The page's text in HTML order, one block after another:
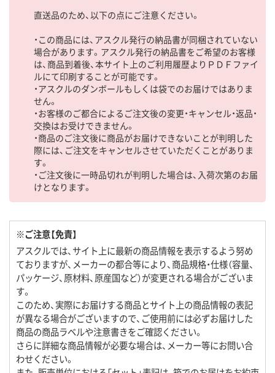
直送品のため、以下の点にご注意ください。
・この商品には、アスクル発行の納品書が同梱されていない
場合があります。アスクル発行の納品書をご希望のお客様
は、商品到着後、本サイト上のご利用履歴よりＰＤＦファイ
ルにて印刷することが可能です。
・アスクルのダンボールもしくは袋でのお届けではありま
せん。
・お客様のご都合によるご注文後の変更・キャンセル・返品・
交換はお受けできません。
・商品のご注文後に商品がお届けできないことが判明した
際には、ご注文をキャンセルさせていただくことがありま
す。
・ご注文後に一時品切れが判明した場合は、入荷次第のお届
けとなります。
※ご注意【免責】
アスクルでは、サイト上に最新の商品情報を表示するよう努め
ておりますが、メーカーの都合等により、商品規格・仕様（容量、
パッケージ、原材料、原産国など）が変更される場合がございま
す。
このため、実際にお届けする商品とサイト上の商品情報の表記
が異なる場合がございますので、ご使用前には必ずお届けした
商品の商品ラベルや注意書きをご確認ください。
さらに詳細な商品情報が必要な場合は、メーカー等にお問い合
わせください。